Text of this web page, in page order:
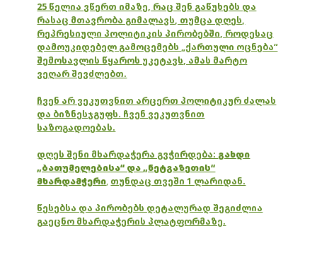
25 წელია ვწერთ იმაზე, რაც შენ გაწუხებს და
რასაც მთავრობა გიმალავს, თუმცა დღეს,
რეპრესიული პოლიტიკის პირობებში, როდესაც
დამოუკიდებელ გამოცემებს „ქართული ოცნება“
შემოსავლის წყაროს უკეტავს, ამას მარტო
ვეღარ შევძლებთ.
ჩვენ არ ვეკუთვნით არცერთ პოლიტიკურ ძალას
და ბიზნესჯგუფს. ჩვენ ვეკუთვნით
საზოგადოებას.
დღეს შენი მხარდაჭერა გვჭირდება: გახდი
„ბათუმელებისა“ და „ნეტგაზეთის“
მხარდამჭერი, თუნდაც თვეში 1 ლარიდან.
წესებსა და პირობებს დეტალურად შეგიძლია
გაეცნო მხარდაჭერის პლატფორმაზე.